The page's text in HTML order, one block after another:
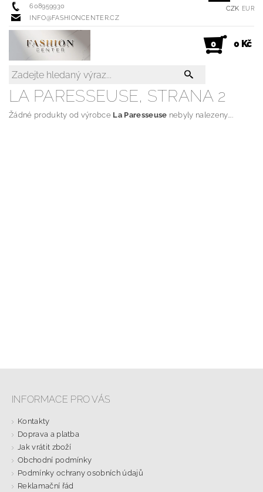
608959930
INFO@FASHIONCENTER.CZ
CZK EUR
0 0 Kč
LA PARESSEUSE, STRANA 2
Žádné produkty od výrobce La Paresseuse nebyly nalezeny....
INFORMACE PRO VÁS
Kontakty
Doprava a platba
Jak vrátit zboží
Obchodní podmínky
Podmínky ochrany osobních údajů
Reklamační řád